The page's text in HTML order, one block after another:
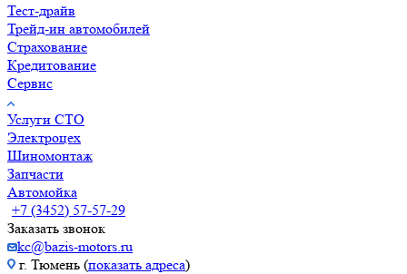
Тест-драйв
Трейд-ин автомобилей
Страхование
Кредитование
Сервис
Услуги СТО
Электроцех
Шиномонтаж
Запчасти
Автомойка
+7 (3452) 57-57-29
Заказать звонок
kc@bazis-motors.ru
г. Тюмень (показать адреса)